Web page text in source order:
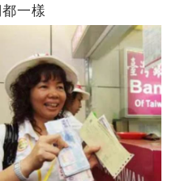
一樣